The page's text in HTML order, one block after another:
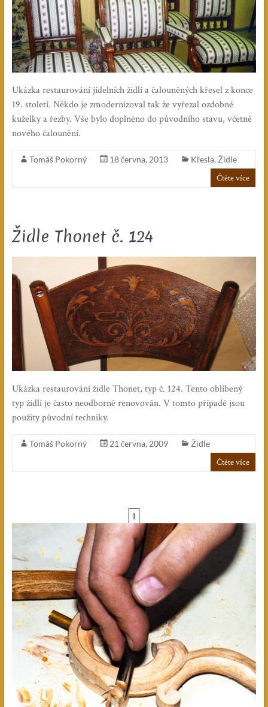
Ukázka restaurování jídelních židlí a čalouněných křesel z konce
19. století. Někdo je zmodernizoval tak že vyřezal ozdobné
kuželky a řezby. Vše bylo doplněno do původního stavu, včetně
nového čalounění.
Tomáš Pokorný 18 června, 2013 Křesla, Židle
Čtěte více
Židle Thonet č. 124
Ukázka restaurování židle Thonet, typ č. 124. Tento oblíbený
typ židlí je často neodborně renovován. V tomto případě jsou
použity původní techniky.
Tomáš Pokorný 21 června, 2009 Židle
Čtěte více
1